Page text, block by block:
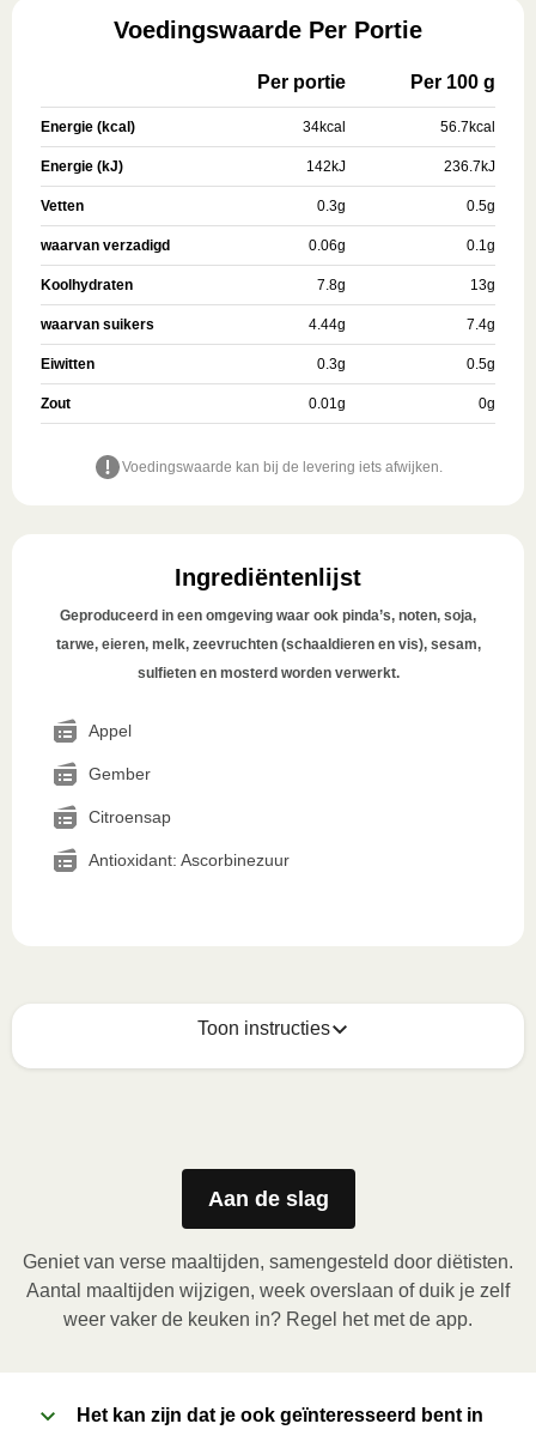
Voedingswaarde Per Portie
Per portie Per 100 g
Energie (kcal) 34kcal 56.7kcal
Energie (kJ) 142kJ 236.7kJ
Vetten 0.3g 0.5g
waarvan verzadigd 0.06g 0.1g
Koolhydraten 7.8g 13g
waarvan suikers 4.44g 7.4g
Eiwitten 0.3g 0.5g
Zout 0.01g 0g
Voedingswaarde kan bij de levering iets afwijken.
Ingrediëntenlijst
Geproduceerd in een omgeving waar ook pinda’s, noten, soja,
tarwe, eieren, melk, zeevruchten (schaaldieren en vis), sesam,
sulfieten en mosterd worden verwerkt.
Appel
Gember
Citroensap
Antioxidant: Ascorbinezuur
Toon instructies
Zo geniet je er op z'n best van
Bewaar in de koelkast tussen 1- 4ºC.
Schud en consumeer het direct. Eenmaal geopend,
in de koelkast bewaren tussen 1-4 ºC en consumeer
binnen 48 uur na opening.
Aan de slag
Geniet van verse maaltijden, samengesteld door diëtisten.
Aantal maaltijden wijzigen, week overslaan of duik je zelf
weer vaker de keuken in? Regel het met de app.
Het kan zijn dat je ook geïnteresseerd bent in